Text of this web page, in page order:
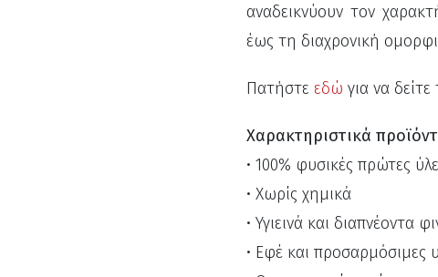
αναδεικνύουν τον
έως τη διαχρονική
Πατήστε εδώ για να
Χαρακτηριστικά
• 100% φυσικές πρώτες
• Χωρίς χημικά
• Υγιεινά και διαπνέοντα
• Εφέ και προσαρμόσιμες